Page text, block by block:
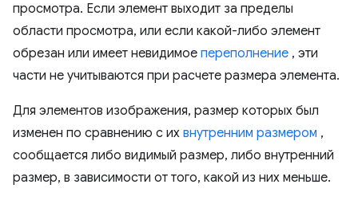
просмотра. Если элемент выходит за пределы
области просмотра, или если какой-либо элемент
обрезан или имеет невидимое переполнение , эти
части не учитываются при расчете размера элемента.
Для элементов изображения, размер которых был
изменен по сравнению с их внутренним размером ,
сообщается либо видимый размер, либо внутренний
размер, в зависимости от того, какой из них меньше.